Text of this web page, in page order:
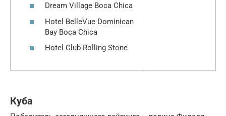
Dream Village Boca Chica
Hotel BelleVue Dominican
Bay Boca Chica
Hotel Club Rolling Stone
Куба